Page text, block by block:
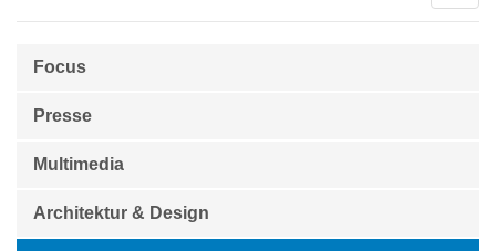
Focus
Presse
Multimedia
Architektur & Design